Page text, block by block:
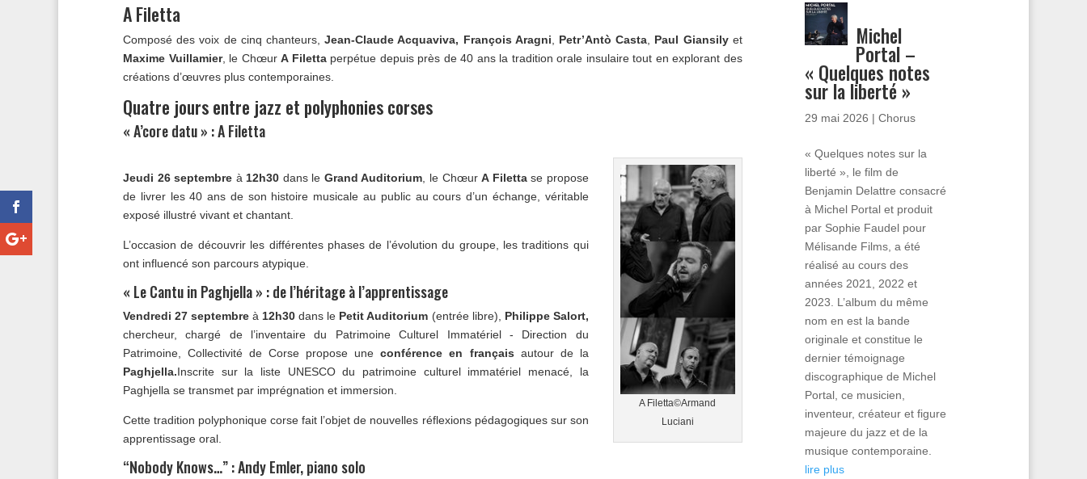
A Filetta
Composé des voix de cinq chanteurs,Jean-Claude Acquaviva, François Aragni Petr’Antò Casta Paul Giansilyet
Maxime Vuillamier, le ChœurA Filettaperpétue depuis près de 40 ans la tradition orale insulaire tout en explorant des
créations d’œuvres plus contemporaines.
Quatre jours entre jazz et polyphonies corses
« A’core datu » : A Filetta
A Filetta©Armand
Luciani
Jeudi 26 septembre à 12h30 dans le Grand Auditorium , le ChœurA Filettase propose
de livrer les 40 ans de son histoire musicale au public au cours d’un échange, véritable
exposé illustré vivant et chantant.
L’occasion de découvrir les différentes phases de l’évolution du groupe, les traditions qui
ont influencé son parcours atypique.
« Le Cantu in Paghjella » : de l’héritage à l’apprentissage
Vendredi 27 septembre à 12h30 dans le Petit Auditorium (entrée libre), Philippe Salort,
chercheur, chargé de l’inventaire du Patrimoine Culturel Immatériel - Direction du
Patrimoine, Collectivité de Corse propose une conférence en français autour de la
Paghjella.Inscrite sur la liste UNESCO du patrimoine culturel immatériel menacé, la
Paghjella se transmet par imprégnation et immersion.
Cette tradition polyphonique corse fait l’objet de nouvelles réflexions pédagogiques sur son
apprentissage oral.
“Nobody Knows…” : Andy Emler, piano solo
Michel
Portal –
« Quelques notes
sur la liberté »
29 mai 2026 | Chorus
« Quelques notes sur la
liberté », le film de
Benjamin Delattre consacré
à Michel Portal et produit
par Sophie Faudel pour
Mélisande Films, a été
réalisé au cours des
années 2021, 2022 et
2023. L’album du même
nom en est la bande
originale et constitue le
dernier témoignage
discographique de Michel
Portal, ce musicien,
inventeur, créateur et figure
majeure du jazz et de la
musique contemporaine.
lire plus